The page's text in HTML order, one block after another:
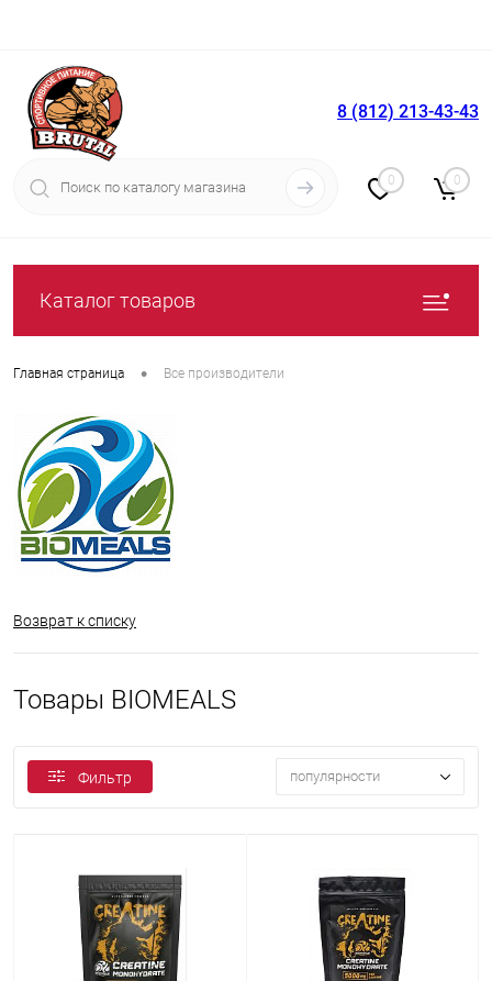
Вход Регистрация
8 (812) 213-43-43
0 0
Каталог товаров
Главная страница • Все производители
Возврат к списку
Товары BIOMEALS
Фильтр популярности